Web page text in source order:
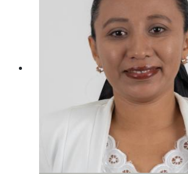
LIC. ZAZIL IVETH POOT